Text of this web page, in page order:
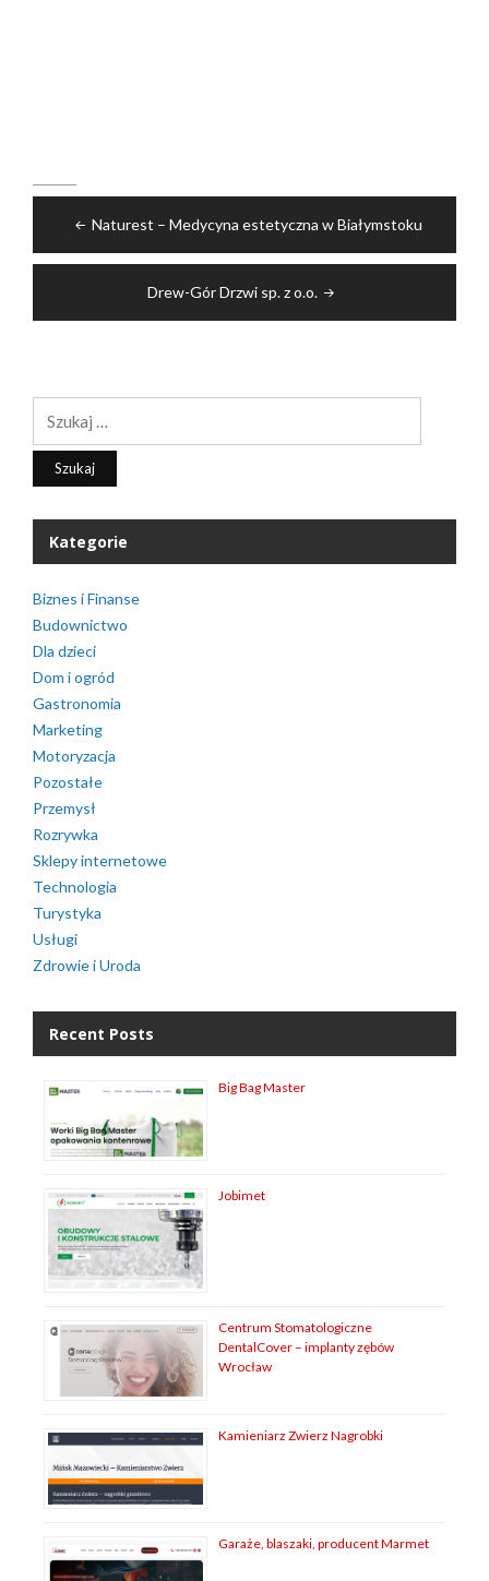
wpisuNaturest – Medycyna estetyczna w Białymstoku
Drew-Gór Drzwi sp. z o.o.
Kategorie
Biznes i Finanse
Budownictwo
Dla dzieci
Dom i ogród
Gastronomia
Marketing
Motoryzacja
Pozostałe
Przemysł
Rozrywka
Sklepy internetowe
Technologia
Turystyka
Usługi
Zdrowie i Uroda
Recent Posts
Big Bag Master
Jobimet
Centrum Stomatologiczne
DentalCover – implanty zębów
Wrocław
Kamieniarz Zwierz Nagrobki
Garaże, blaszaki, producent Marmet